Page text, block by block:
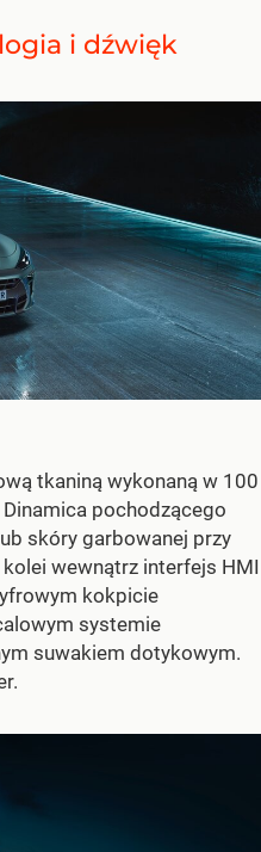
i dźwięk
tkaniną wykonaną w 100
Dinamica pochodzącego
skóry garbowanej przy
wewnątrz interfejs HMI
kokpicie
systemie
suwakiem dotykowym.